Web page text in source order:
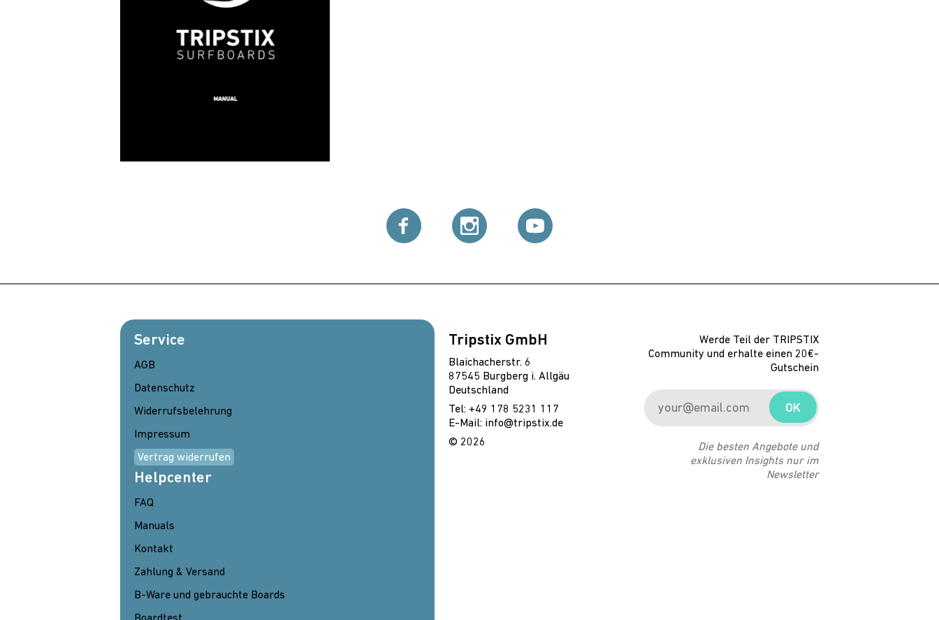
Service
AGB
Datenschutz
Widerrufsbelehrung
Impressum
Vertrag widerrufen
Helpcenter
FAQ
Manuals
Kontakt
Zahlung & Versand
B-Ware und gebrauchte Boards
Tripstix GmbH
Blaichacherstr. 6
87545 Burgberg i. Allgäu
Deutschland
Tel: +49 178 5231 117
E-Mail: info@tripstix.de
© 2026
Werde Teil der TRIPSTIX
Community und erhalte einen 20€-
Gutschein
OK
Die besten Angebote und
exklusiven Insights nur im
Newsletter